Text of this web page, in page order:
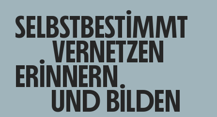
SELBSTBESTIMMT
VERNETZEN
ERINNERN
UND BILDEN